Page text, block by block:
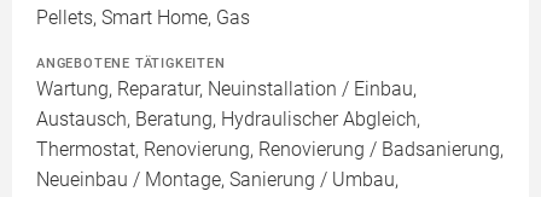
Pellets, Smart Home, Gas
ANGEBOTENE TÄTIGKEITEN
Wartung, Reparatur, Neuinstallation / Einbau,
Austausch, Beratung, Hydraulischer Abgleich,
Thermostat, Renovierung, Renovierung / Badsanierung,
Neueinbau / Montage, Sanierung / Umbau,